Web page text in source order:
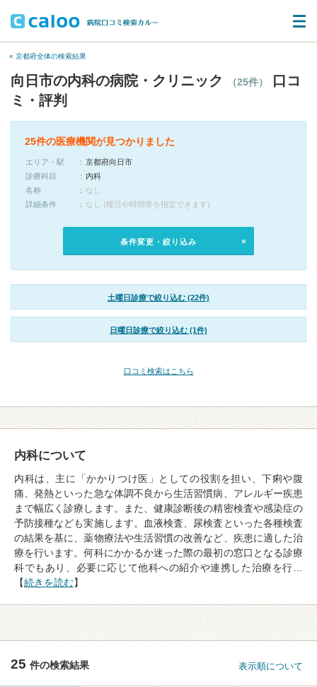
« 京都府全体の検索結果
向日市の内科の病院・クリニック （25件）
口コ
ミ・評判
25件の医療機関が見つかりました
エリア・駅
京都府向日市
診療科目
内科
名称
なし
詳細条件
なし (曜日や時間帯を指定できます)
条件変更・絞り込み
土曜日診療で絞り込む (22件)
日曜日診療で絞り込む (1件)
口コミ検索はこちら
内科について
内科は、主に「かかりつけ医」としての役割を担い、下痢や腹
痛、発熱といった急な体調不良から生活習慣病、アレルギー疾患
まで幅広く診療します。また、健康診断後の精密検査や感染症の
予防接種なども実施します。血液検査、尿検査といった各種検査
の結果を基に、薬物療法や生活習慣の改善など、疾患に適した治
療を行います。何科にかかるか迷った際の最初の窓口となる診療
科でもあり、必要に応じて他科への紹介や連携した治療を行…
【続きを読む】
25 件の検索結果 表示順について